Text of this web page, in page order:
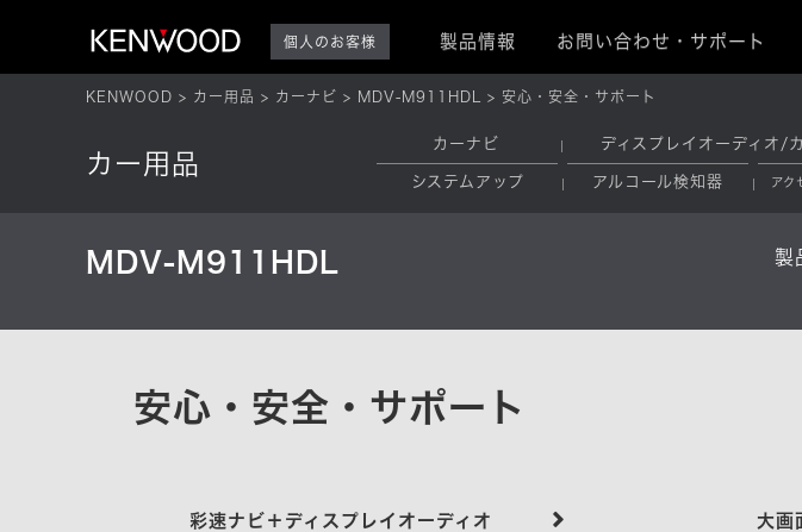
個人のお客様 製品情報 お問い合わせ・サポート
KENWOOD カー用品 カーナビ MDV-M911HDL 安心・安全・サポート
カー用品
カーナビ ディスプレイオーディオ/
システムアップ アルコール検知器 アク
MDV-M911HDL 製
安心・安全・サポート
彩速ナビ＋ディスプレイオーディオ 大画